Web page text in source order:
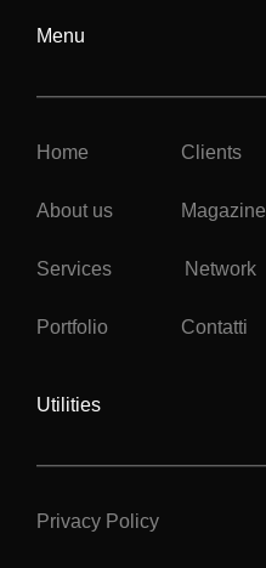
Menu
Home Clients
About us Magazine
Services Network
Portfolio Contatti
Utilities
Privacy Policy